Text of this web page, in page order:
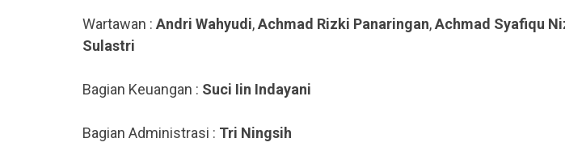
Wartawan : Andri Wahyudi,Achmad Rizki Panaringan,Achmad Syafiqu
Sulastri
Bagian Keuangan : Suci Iin Indayani
Bagian Administrasi : Tri Ningsih